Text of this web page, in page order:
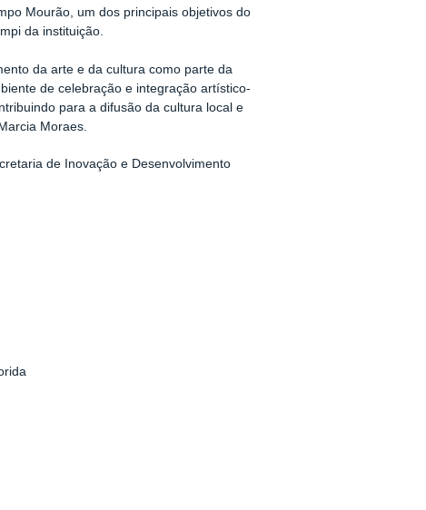
Mourão, um dos principais objetivos do
da instituição.
da arte e da cultura como parte da
de celebração e integração artístico-
para a difusão da cultura local e
Moraes.
de Inovação e Desenvolvimento